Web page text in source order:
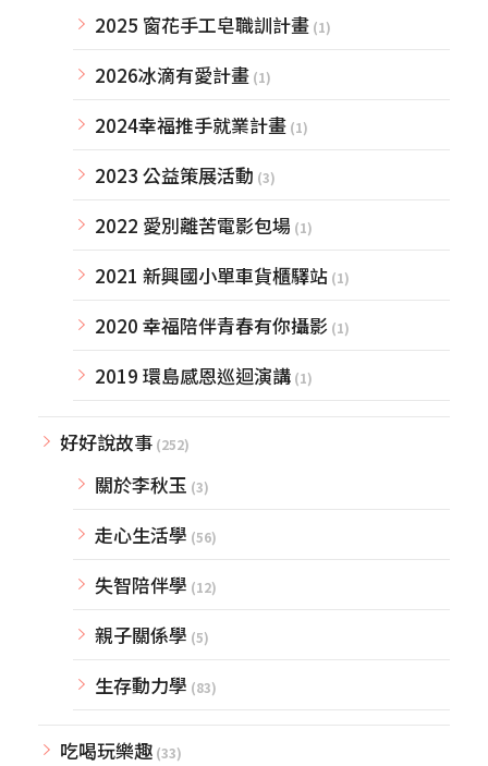
2025 窗花手工皂職訓計畫 (1)
2026冰滴有愛計畫 (1)
2024幸福推手就業計畫 (1)
2023 公益策展活動 (3)
2022 愛別離苦電影包場 (1)
2021 新興國小單車貨櫃驛站 (1)
2020 幸福陪伴青春有你攝影 (1)
2019 環島感恩巡迴演講 (1)
好好說故事 (252)
關於李秋玉 (3)
走心生活學 (56)
失智陪伴學 (12)
親子關係學 (5)
生存動力學 (83)
吃喝玩樂趣 (33)